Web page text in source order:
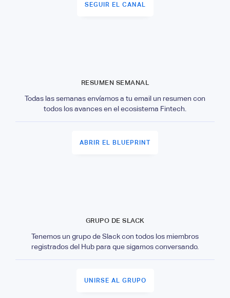
SEGUIR EL CANAL
RESUMEN SEMANAL
Todas las semanas envíamos a tu email un resumen con
todos los avances en el ecosistema Fintech.
ABRIR EL BLUEPRINT
GRUPO DE SLACK
Tenemos un grupo de Slack con todos los miembros
registrados del Hub para que sigamos conversando.
UNIRSE AL GRUPO